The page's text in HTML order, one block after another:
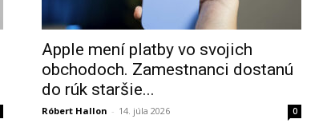
Apple mení platby vo svojich
obchodoch. Zamestnanci dostanú
do rúk staršie...
Róbert Hallon - 14. júla 2026 0